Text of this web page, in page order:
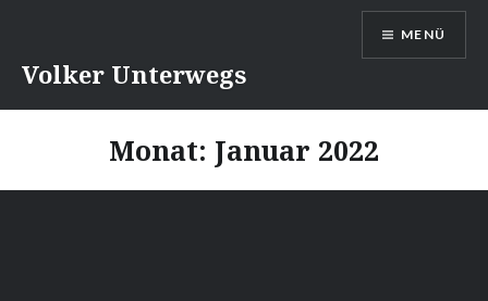
InhaltVolker Unterwegs
MENÜ
Monat: Januar 2022